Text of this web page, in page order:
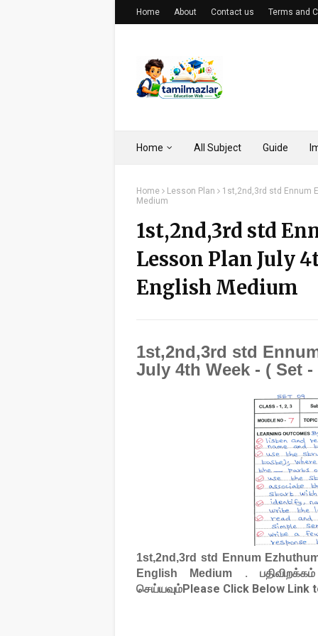
Home About Contact us Terms and
Home All Subject Guide
Home Lesson Plan
1st,2nd,3rd std Ennum
Medium
1st,2nd,3rd std
Lesson Plan July
English Medium
1st,2nd,3rd std
July 4th Week - ( Set
1st,2nd,3rd std Ennum
English Medium
.
செய்யவும்Please Click Below